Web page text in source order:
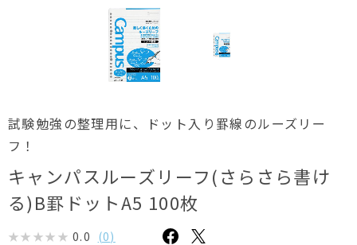
試験勉強の整理用に、ドット入り罫線のルーズリー
フ！
キャンパスルーズリーフ(さらさら書け
る)B罫ドットA5 100枚
0.0 (0)